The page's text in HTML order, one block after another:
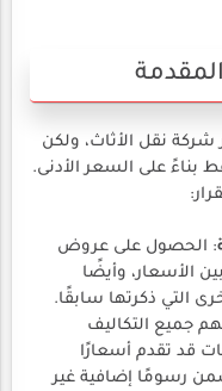
شركة نقل الأثاث، ولكن
بناءً على السعر الأدنى.
: الحصول على عروض
الأسعار، وأيضًا
التي ذكرتها سابقًا.
جميع التكاليف
قد تقدم أسعارًا
رسومًا إضافية غير